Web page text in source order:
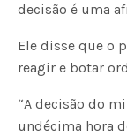
decisão é uma
Ele disse que o
reagir e botar
“A decisão do
undécima hora